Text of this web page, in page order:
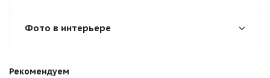
Фото в интерьере
Рекомендуем